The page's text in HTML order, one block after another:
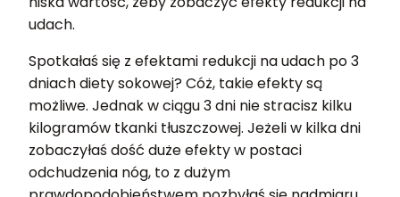
udach.
Spotkałaś się z efektami redukcji na udach po 3
dniach diety sokowej? Cóż, takie efekty są
możliwe. Jednak w ciągu 3 dni nie stracisz kilku
kilogramów tkanki tłuszczowej. Jeżeli w kilka dni
zobaczyłaś dość duże efekty w postaci
odchudzenia nóg, to z dużym